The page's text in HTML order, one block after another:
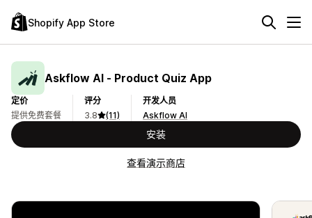
Shopify App Store
Askflow AI ‑ Product Quiz App
定价
提供免费套餐
评分
3.8
(11)
开发人员
Askflow AI
安装
查看演示商店